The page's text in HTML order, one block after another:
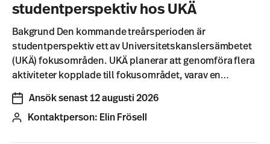
studentperspektiv hos UKÄ
Bakgrund Den kommande treårsperioden är
studentperspektiv ett av Universitetskanslersämbetet
(UKÄ) fokusområden. UKÄ planerar att genomföra flera
aktiviteter kopplade till fokusområdet, varav en…
Ansök senast 12 augusti 2026
Kontaktperson: Elin Frösell